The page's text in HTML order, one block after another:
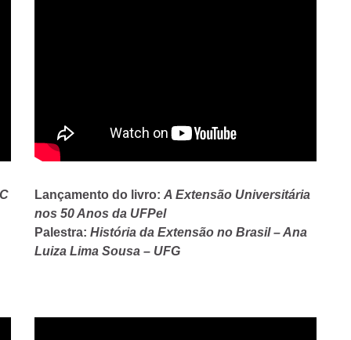
Lançamento do livro: A Extensão Universitária
nos 50 Anos da UFPel
Palestra: História da Extensão no Brasil – Ana
Luiza Lima Sousa – UFG